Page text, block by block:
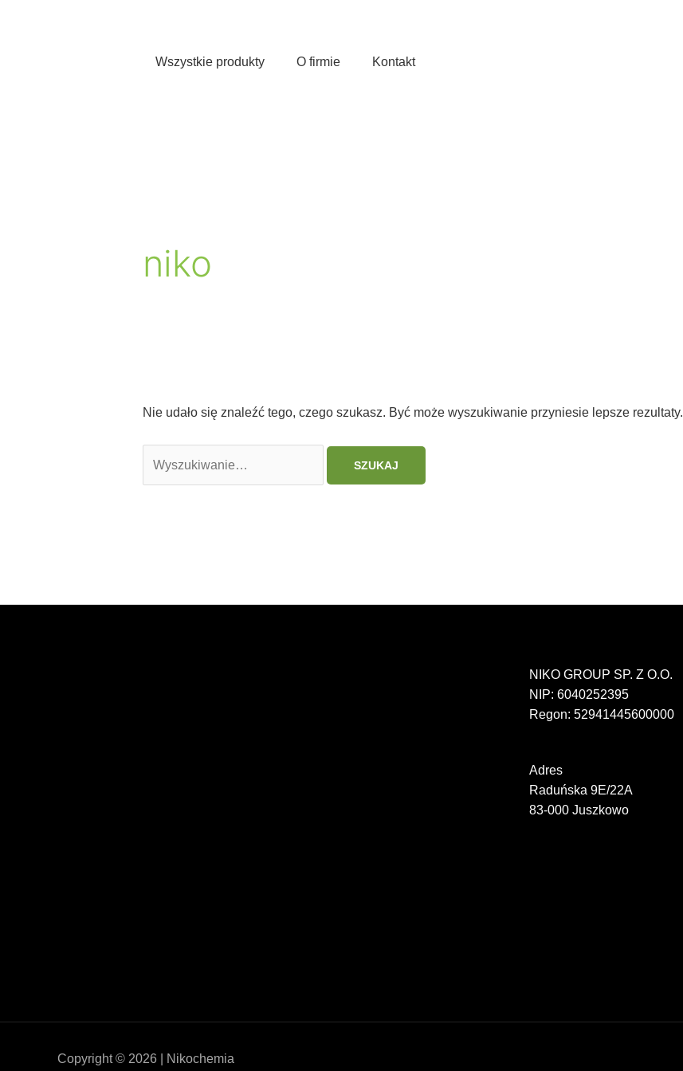
Wszystkie produkty
O firmie Kontakt
niko
Nie udało się znaleźć tego, czego szukasz. Być może wyszukiwanie przyniesie lepsze rezultaty.
dla:
NIKO GROUP SP. Z O.O.
NIP: 6040252395
Regon: 52941445600000
Adres
Raduńska 9E/22A
83-000 Juszkowo
Copyright © 2026 | Nikochemia